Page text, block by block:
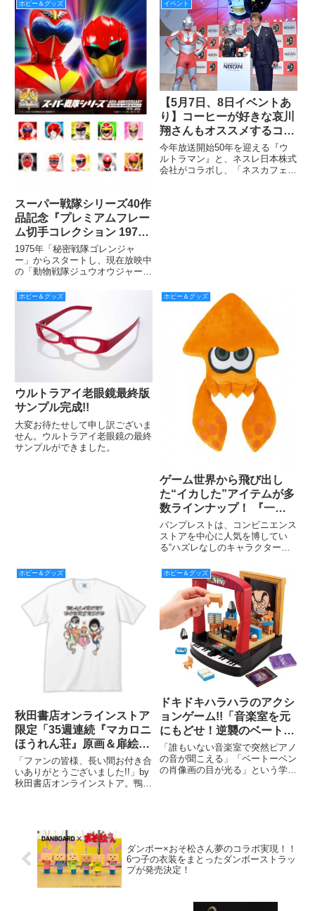
れている松田るかさんによりヒー
ロー＆ヒロイン対談を掲載！
ホビー＆グッズ
スーパー戦隊シリーズ40作
品記念『プレミアムフレー
ム切手コレクション 1975-
2016』 受注販売中！
1975年「秘密戦隊ゴレンジャ
ー」からスタートし、現在放映中
の「動物戦隊ジュウオウジャー」
代40作品の記念として、「スー
パー戦隊シリーズ」の歴史をギュ
ッと詰め込んだファン待望、シリ
ーズ“初”のオリジナルフレーム
イベント
【5月7日、8日イベントあ
り】コーヒーが好きな哀川
翔さんもオススメするコー
ヒーマシン誕生！『ウルト
ラマン』×『ネスカフェ』
コラボレーション発表！
今年放送開始50年を迎える『ウ
ルトラマン』と、ネスレ日本株式
会社がコラボし、「ネスカフェ
ホビー＆グッズ
ウルトラアイ老眼鏡最終版
サンプル完成!!
大変お待たせして申し訳ございま
せん。ウルトラアイ老眼鏡の最終
サンプルができました。
ホビー＆グッズ
ゲーム世界から飛び出し
た“イカした”アイテムが多
数ラインナップ！ 『一番
くじ Splatoon』
バンプレストは、コンビニエンス
ストアを中心に人気を博してい
る“ハズレなしのキャラクターく
くじ Splatoon』を、6月上旬より
全国のセブン‐イレブン店舗（店
舗によってお取り扱いのない店
舗、発売時期の異なる店舗
ホビー＆グッズ
秋田書店オンラインストア
限定「35週連続『マカロニ
ほうれん荘』原画＆扉絵T
シャツ企画」もこの第35弾
でラストです!! ゴールで
す!!
「ファンの皆様、長い間お付き合
いありがとうございました!!」by
秋田書店オンラインストア。鴨川
＆扉絵Tシャツ企画」ついに大団
ホビー＆グッズ
ドキドキハラハラのアクシ
ョンゲーム!!「音楽室を元
にもどせ！逆襲のベートー
ベン」
「誰もいない音楽室で突然ピアノ
の音が聞こえる」「ベートーベン
の肖像画の目が光る」という学校
ダンボー×おそ松さん夢のコラボ実現！！
6つ子の衣装をまとったダンボーストラッ
プが発売決定！